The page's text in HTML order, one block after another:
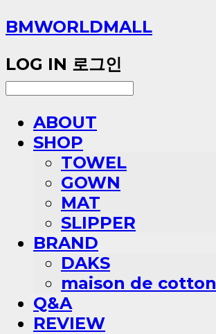
BMWORLDMALL
LOG IN 로그인
ABOUT
SHOP
TOWEL
GOWN
MAT
SLIPPER
BRAND
DAKS
maison de cotton
Q&A
REVIEW